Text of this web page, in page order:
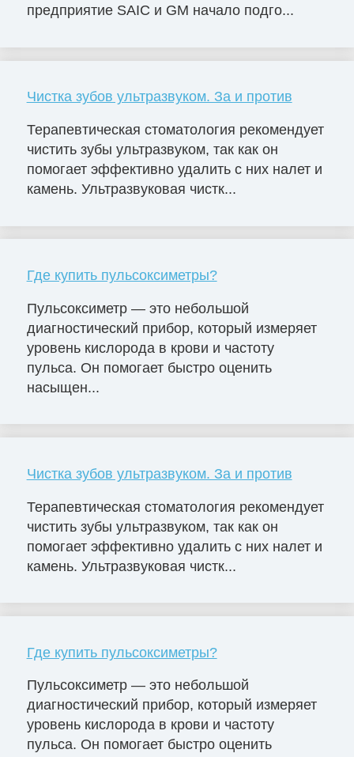
предприятие SAIC и GM начало подго...
Чистка зубов ультразвуком. За и против
Терапевтическая стоматология рекомендует
чистить зубы ультразвуком, так как он
помогает эффективно удалить с них налет и
камень. Ультразвуковая чистк...
Где купить пульсоксиметры?
Пульсоксиметр — это небольшой
диагностический прибор, который измеряет
уровень кислорода в крови и частоту
пульса. Он помогает быстро оценить
насыщен...
Чистка зубов ультразвуком. За и против
Терапевтическая стоматология рекомендует
чистить зубы ультразвуком, так как он
помогает эффективно удалить с них налет и
камень. Ультразвуковая чистк...
Где купить пульсоксиметры?
Пульсоксиметр — это небольшой
диагностический прибор, который измеряет
уровень кислорода в крови и частоту
пульса. Он помогает быстро оценить